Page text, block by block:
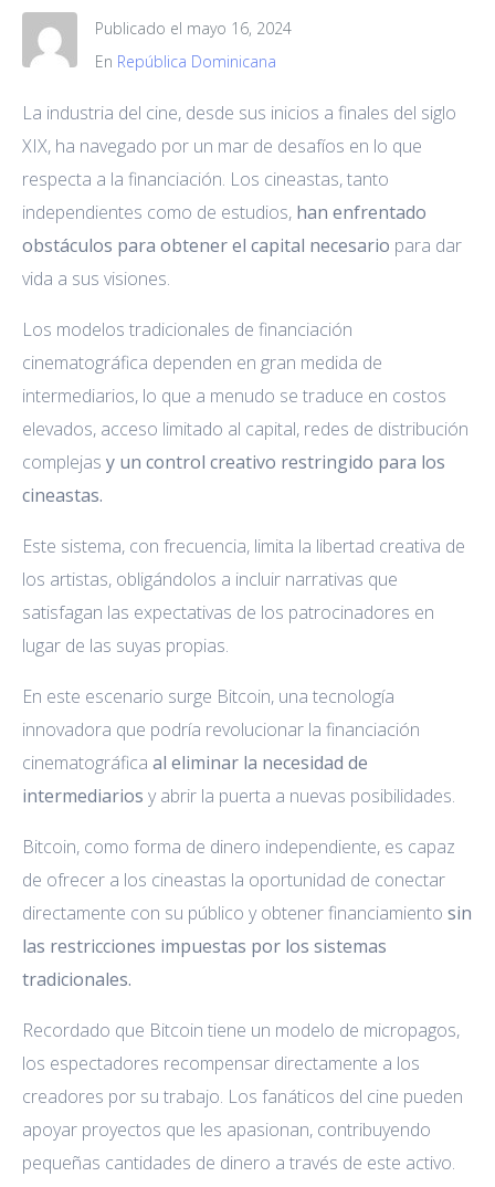
Publicado el mayo 16, 2024
En República Dominicana
La industria del cine, desde sus inicios a finales del siglo
XIX, ha navegado por un mar de desafíos en lo que
respecta a la financiación. Los cineastas, tanto
independientes como de estudios, han enfrentado
obstáculos para obtener el capital necesario para dar
vida a sus visiones.
Los modelos tradicionales de financiación
cinematográfica dependen en gran medida de
intermediarios, lo que a menudo se traduce en costos
elevados, acceso limitado al capital, redes de distribución
complejas y un control creativo restringido para los
cineastas.
Este sistema, con frecuencia, limita la libertad creativa de
los artistas, obligándolos a incluir narrativas que
satisfagan las expectativas de los patrocinadores en
lugar de las suyas propias.
En este escenario surge Bitcoin, una tecnología
innovadora que podría revolucionar la financiación
cinematográfica al eliminar la necesidad de
intermediarios y abrir la puerta a nuevas posibilidades.
Bitcoin, como forma de dinero independiente, es capaz
de ofrecer a los cineastas la oportunidad de conectar
directamente con su público y obtener financiamiento sin
las restricciones impuestas por los sistemas
tradicionales.
Recordado que Bitcoin tiene un modelo de micropagos,
los espectadores recompensar directamente a los
creadores por su trabajo. Los fanáticos del cine pueden
apoyar proyectos que les apasionan, contribuyendo
pequeñas cantidades de dinero a través de este activo.